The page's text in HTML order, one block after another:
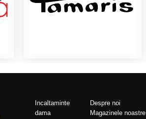
Incaltaminte
dama
Despre noi
Magazinele noastre